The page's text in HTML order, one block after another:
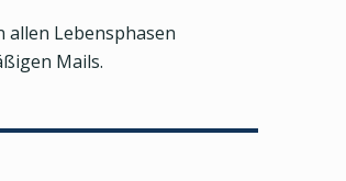
allen Lebensphasen
Mails.